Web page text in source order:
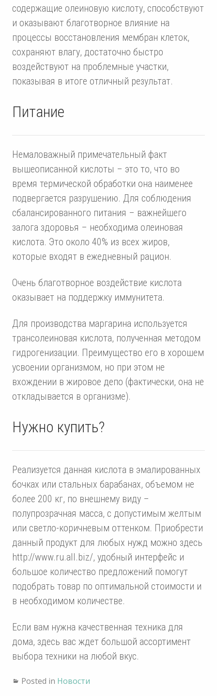
содержащие олеиновую кислоту, способствуют
и оказывают благотворное влияние на
процессы восстановления мембран клеток,
сохраняют влагу, достаточно быстро
воздействуют на проблемные участки,
показывая в итоге отличный результат.
Питание
Немаловажный примечательный факт
вышеописанной кислоты – это то, что во
время термической обработки она наименее
подвергается разрушению. Для соблюдения
сбалансированного питания – важнейшего
залога здоровья – необходима олеиновая
кислота. Это около 40% из всех жиров,
которые входят в ежедневный рацион.
Очень благотворное воздействие кислота
оказывает на поддержку иммунитета.
Для производства маргарина используется
трансолеиновая кислота, полученная методом
гидрогенизации. Преимущество его в хорошем
усвоении организмом, но при этом не
вхождении в жировое депо (фактически, она не
откладывается в организме).
Нужно купить?
Реализуется данная кислота в эмалированных
бочках или стальных барабанах, объемом не
более 200 кг, по внешнему виду –
полупрозрачная масса, с допустимым желтым
или светло-коричневым оттенком. Приобрести
данный продукт для любых нужд можно здесь
http://www.ru.all.biz/, удобный интерфейс и
большое количество предложений помогут
подобрать товар по оптимальной стоимости и
в необходимом количестве.
Если вам нужна качественная техника для
дома, здесь вас ждет большой ассортимент
выбора техники на любой вкус.
Posted in Новости